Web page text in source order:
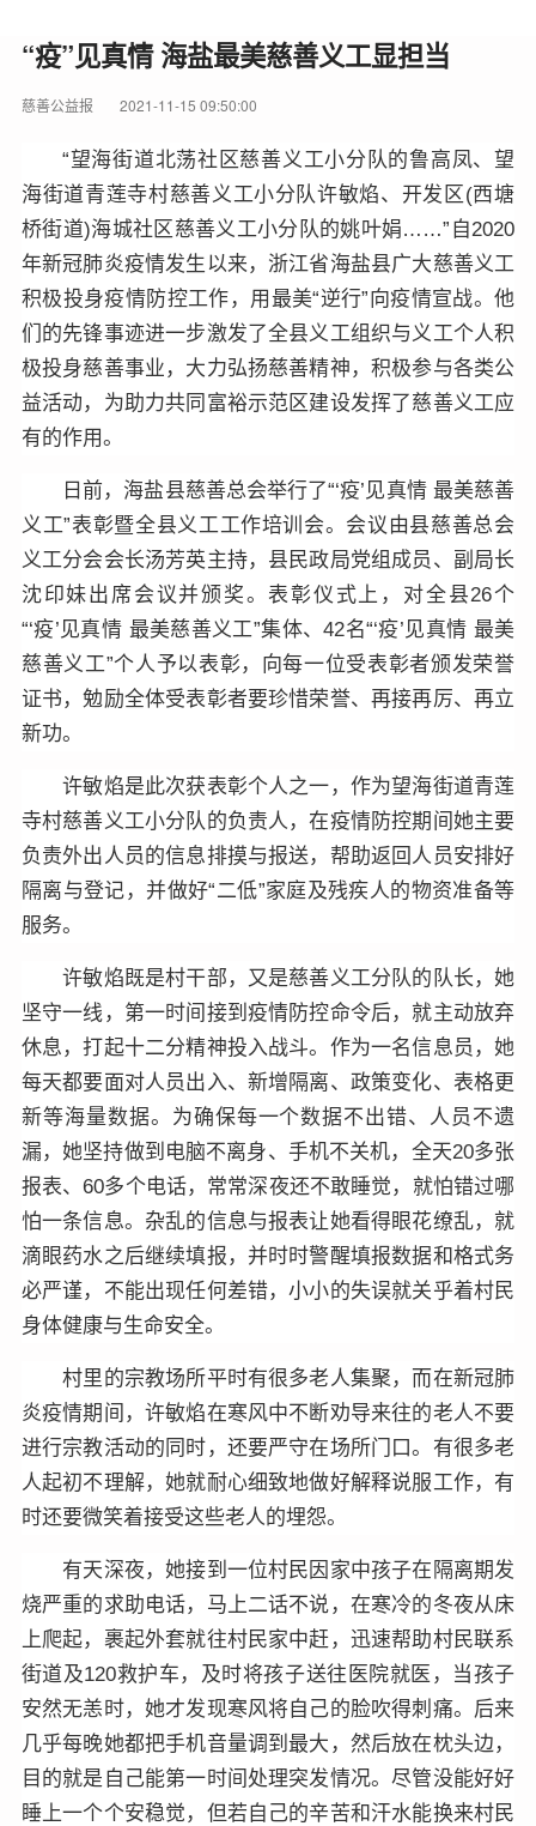
“疫”见真情 海盐最美慈善义工显担当
慈善公益报 2021-11-15 09:50:00
“望海街道北荡社区慈善义工小分队的鲁高凤、望
海街道青莲寺村慈善义工小分队许敏焰、开发区(西塘
桥街道)海城社区慈善义工小分队的姚叶娟……”自2020
年新冠肺炎疫情发生以来，浙江省海盐县广大慈善义工
积极投身疫情防控工作，用最美“逆行”向疫情宣战。他
们的先锋事迹进一步激发了全县义工组织与义工个人积
极投身慈善事业，大力弘扬慈善精神，积极参与各类公
益活动，为助力共同富裕示范区建设发挥了慈善义工应
有的作用。
日前，海盐县慈善总会举行了“‘疫’见真情 最美慈善
义工”表彰暨全县义工工作培训会。会议由县慈善总会
义工分会会长汤芳英主持，县民政局党组成员、副局长
沈印妹出席会议并颁奖。表彰仪式上，对全县26个
“‘疫’见真情 最美慈善义工”集体、42名“‘疫’见真情 最美
慈善义工”个人予以表彰，向每一位受表彰者颁发荣誉
证书，勉励全体受表彰者要珍惜荣誉、再接再厉、再立
新功。
许敏焰是此次获表彰个人之一，作为望海街道青莲
寺村慈善义工小分队的负责人，在疫情防控期间她主要
负责外出人员的信息排摸与报送，帮助返回人员安排好
隔离与登记，并做好“二低”家庭及残疾人的物资准备等
服务。
许敏焰既是村干部，又是慈善义工分队的队长，她
坚守一线，第一时间接到疫情防控命令后，就主动放弃
休息，打起十二分精神投入战斗。作为一名信息员，她
每天都要面对人员出入、新增隔离、政策变化、表格更
新等海量数据。为确保每一个数据不出错、人员不遗
漏，她坚持做到电脑不离身、手机不关机，全天20多张
报表、60多个电话，常常深夜还不敢睡觉，就怕错过哪
怕一条信息。杂乱的信息与报表让她看得眼花缭乱，就
滴眼药水之后继续填报，并时时警醒填报数据和格式务
必严谨，不能出现任何差错，小小的失误就关乎着村民
身体健康与生命安全。
村里的宗教场所平时有很多老人集聚，而在新冠肺
炎疫情期间，许敏焰在寒风中不断劝导来往的老人不要
进行宗教活动的同时，还要严守在场所门口。有很多老
人起初不理解，她就耐心细致地做好解释说服工作，有
时还要微笑着接受这些老人的埋怨。
有天深夜，她接到一位村民因家中孩子在隔离期发
烧严重的求助电话，马上二话不说，在寒冷的冬夜从床
上爬起，裹起外套就往村民家中赶，迅速帮助村民联系
街道及120救护车，及时将孩子送往医院就医，当孩子
安然无恙时，她才发现寒风将自己的脸吹得刺痛。后来
几乎每晚她都把手机音量调到最大，然后放在枕头边，
目的就是自己能第一时间处理突发情况。尽管没能好好
睡上一个个安稳觉，但若自己的辛苦和汗水能换来村民